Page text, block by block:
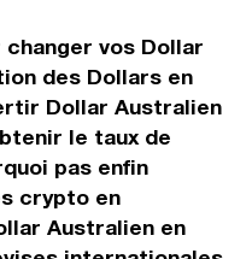
changer vos Dollar
des Dollars en
Dollar Australien
le taux de
pas enfin
crypto en
Australien en